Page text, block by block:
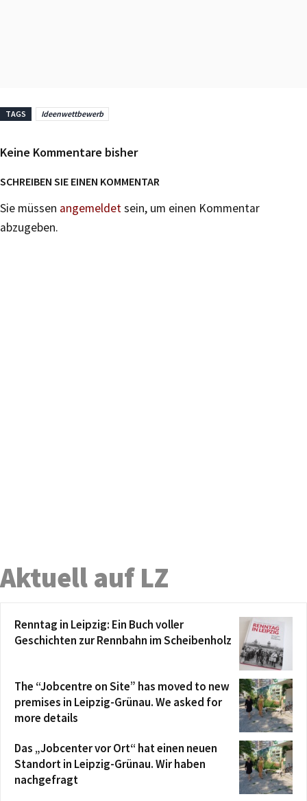
TAGS Ideenwettbewerb
Keine Kommentare bisher
SCHREIBEN SIE EINEN KOMMENTAR
Sie müssen angemeldetsein, um einen Kommentar
abzugeben.
Aktuell auf LZ
Renntag in Leipzig: Ein Buch voller
Geschichten zur Rennbahn im Scheibenholz
The “Jobcentre on Site” has moved to new
premises in Leipzig-Grünau. We asked for
more details
Das „Jobcenter vor Ort“ hat einen neuen
Standort in Leipzig-Grünau. Wir haben
nachgefragt